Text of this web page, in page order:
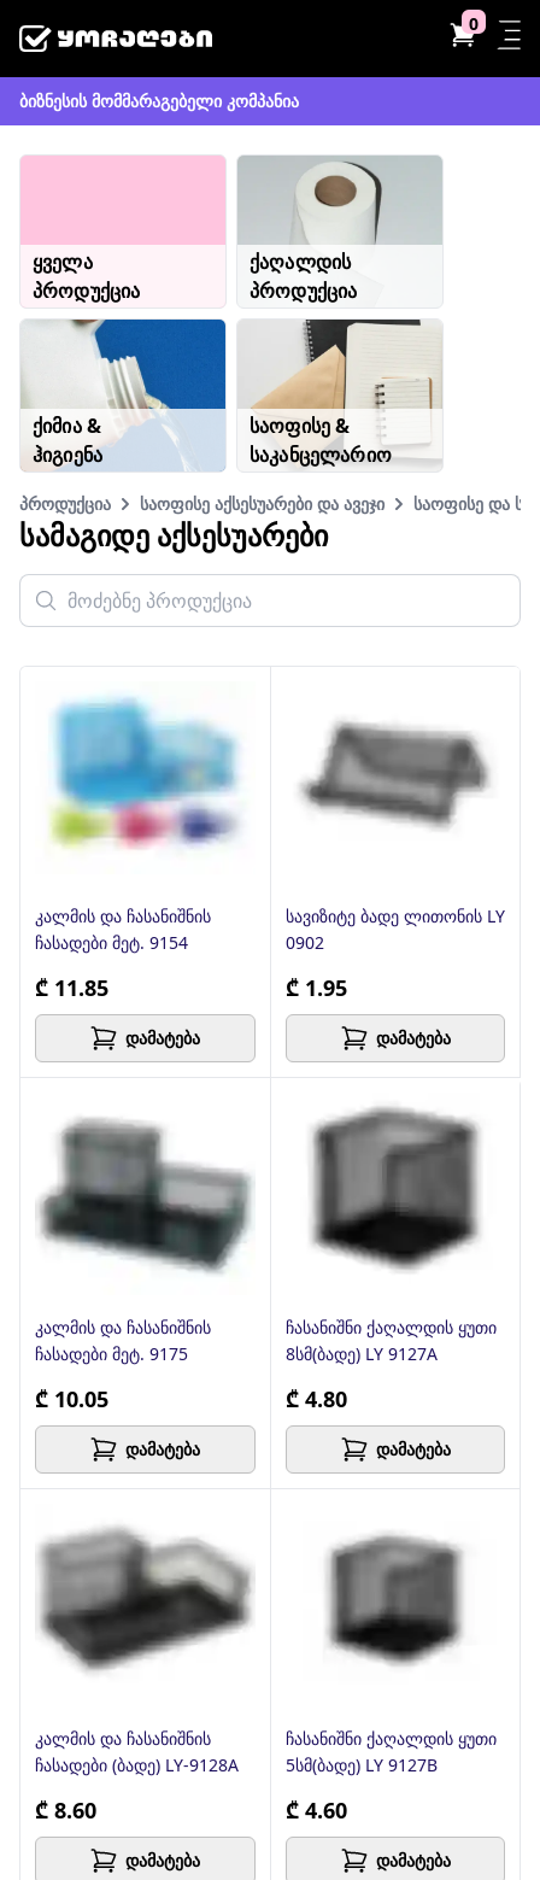
0
ბიზნესის მომმარაგებელი კომპანია
ყველა
პროდუქცია
ქაღალდის
პროდუქცია
ქიმია &
ჰიგიენა
საოფისე &
საკანცელარიო
პროდუქცია საოფისე აქსესუარები და ავეჯი საოფისე და
ᲡᲐᲛᲐᲒᲘᲓᲔ ᲐᲥᲡᲔᲡᲣᲐᲠᲔᲑᲘ
კალმის და ჩასანიშნის
ჩასადები მეტ. 9154
₾ 11.85
დამატება
სავიზიტე ბადე ლითონის LY
0902
₾ 1.95
დამატება
კალმის და ჩასანიშნის
ჩასადები მეტ. 9175
₾ 10.05
დამატება
ჩასანიშნი ქაღალდის ყუთი
8სმ(ბადე) LY 9127A
₾ 4.80
დამატება
კალმის და ჩასანიშნის
ჩასადები (ბადე) LY-9128A
₾ 8.60
დამატება
ჩასანიშნი ქაღალდის ყუთი
5სმ(ბადე) LY 9127B
₾ 4.60
დამატება